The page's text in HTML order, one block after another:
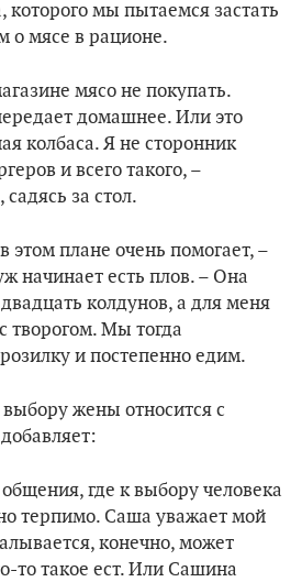
, которого мы пытаемся застать
о мясе в рационе.
мясо не покупать.
домашнее. Или это
колбаса. Я не сторонник
и всего такого, –
за стол.
плане очень помогает, –
начинает есть плов. – Она
колдунов, а для меня
творогом. Мы тогда
и постепенно едим.
жены относится с
где к выбору человека
терпимо. Саша уважает мой
конечно, может
то такое ест. Или Сашина